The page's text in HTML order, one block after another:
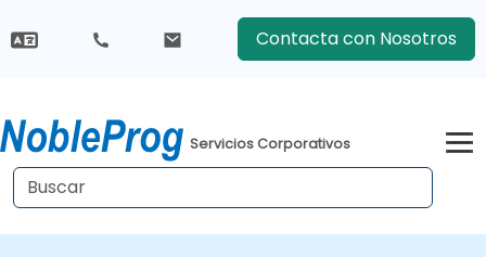
Contacta con Nosotros
Servicios Corporativos